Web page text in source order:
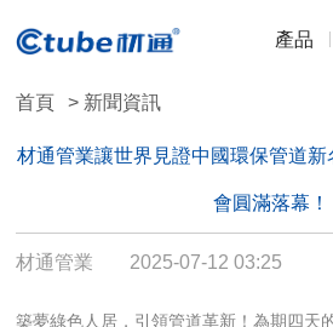
產品
首頁 > 新聞資訊
材通管業讓世界見證中國環保管道
會圓滿落幕！
材通管業 2025-07-12 03:25
築夢綠色人居，引領管道革新！為期四天